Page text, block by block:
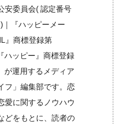
安委員会( 認定番号
｜『ハッピーメー
』商標登録第
ハッピー』商標登録
が運用するメディア
フ」編集部です。恋
愛に関するノウハウ
どをもとに、読者の